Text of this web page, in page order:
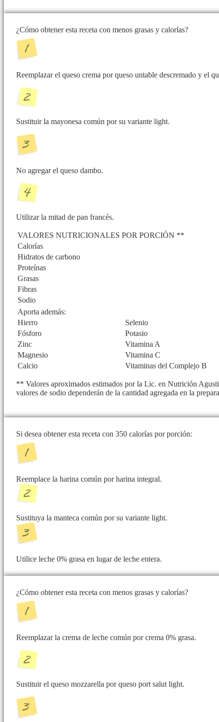
¿Cómo obtener esta receta con menos grasas y calorías?
Reemplazar el queso crema por queso untable descremado y el
Sustituir la mayonesa común por su variante light.
No agregar el queso dambo.
Utilizar la mitad de pan francés.
VALORES NUTRICIONALES POR PORCIÓN **
Calorías
Hidratos de carbono
Proteínas
Grasas
Fibras
Sodio
Aporta además:
Hierro
Selenio
Fósforo
Potasio
Zinc
Vitamina A
Magnesio
Vitamina C
Calcio
Vitaminas del Complejo B
** Valores aproximados estimados por la Lic. en Nutrición
valores de sodio dependerán de la cantidad agregada en la
Si desea obtener esta receta con 350 calorías por porción:
Reemplace la harina común por harina integral.
Sustituya la manteca común por su variante light.
Utilice leche 0% grasa en lugar de leche entera.
¿Cómo obtener esta receta con menos grasas y calorías?
Reemplazar la crema de leche común por crema 0% grasa.
Sustituir el queso mozzarella por queso port salut light.